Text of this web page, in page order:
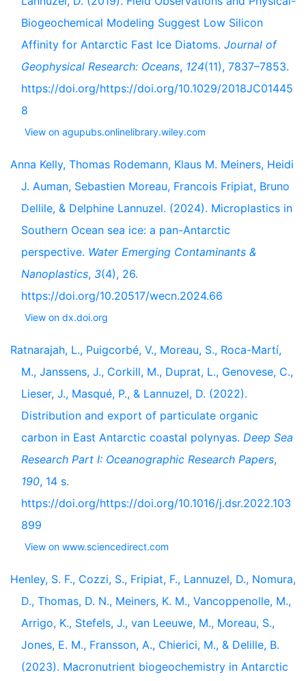
Biogeochemical Modeling Suggest Low Silicon
Affinity for Antarctic Fast Ice Diatoms. Journal of
Geophysical Research: Oceans, 124(11), 7837–7853.
https://doi.org/https://doi.org/10.1029/2018JC01445
8
View on agupubs.onlinelibrary.wiley.com
Anna Kelly, Thomas Rodemann, Klaus M. Meiners, Heidi
J. Auman, Sebastien Moreau, Francois Fripiat, Bruno
Dellile, & Delphine Lannuzel. (2024). Microplastics in
Southern Ocean sea ice: a pan-Antarctic
perspective. Water Emerging Contaminants &
Nanoplastics, 3(4), 26.
https://doi.org/10.20517/wecn.2024.66
View on dx.doi.org
Ratnarajah, L., Puigcorbé, V., Moreau, S., Roca-Martí,
M., Janssens, J., Corkill, M., Duprat, L., Genovese, C.,
Lieser, J., Masqué, P., & Lannuzel, D. (2022).
Distribution and export of particulate organic
carbon in East Antarctic coastal polynyas. Deep Sea
Research Part I: Oceanographic Research Papers,
190, 14 s.
https://doi.org/https://doi.org/10.1016/j.dsr.2022.103
899
View on www.sciencedirect.com
Henley, S. F., Cozzi, S., Fripiat, F., Lannuzel, D., Nomura,
D., Thomas, D. N., Meiners, K. M., Vancoppenolle, M.,
Arrigo, K., Stefels, J., van Leeuwe, M., Moreau, S.,
Jones, E. M., Fransson, A., Chierici, M., & Delille, B.
(2023). Macronutrient biogeochemistry in Antarctic